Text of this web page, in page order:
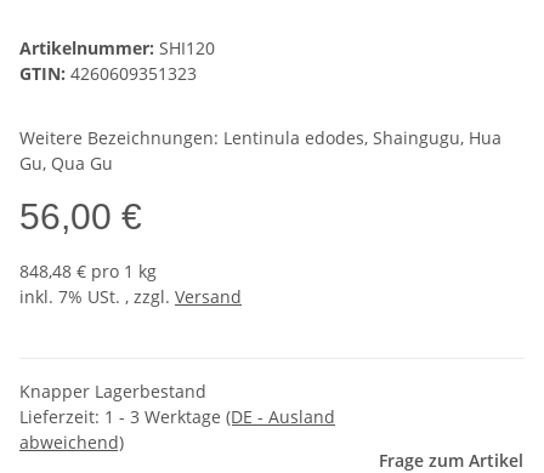
Artikelnummer: SHI120
GTIN: 4260609351323
Weitere Bezeichnungen: Lentinula edodes, Shaingugu, Hua
Gu, Qua Gu
56,00 €
848,48 € pro 1 kg
inkl. 7% USt. , zzgl. Versand
Knapper Lagerbestand
Lieferzeit: 1 - 3 Werktage (DE - Ausland
abweichend)
Frage zum Artikel